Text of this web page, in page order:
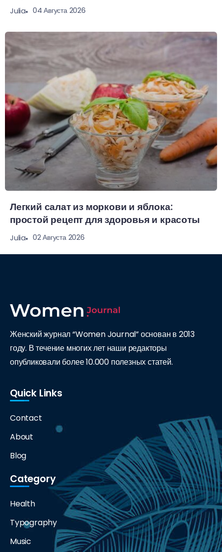
Julia 04 Августа 2026
Легкий салат из моркови и яблока:
простой рецепт для здоровья и красоты
Julia 02 Августа 2026
Женский журнал “Women Journal” основан в 2013
году. В течение многих лет наши редакторы
опубликовали более 10.000 полезных статей.
Quick Links
Contact
About
Blog
Category
Health
Typography
Music